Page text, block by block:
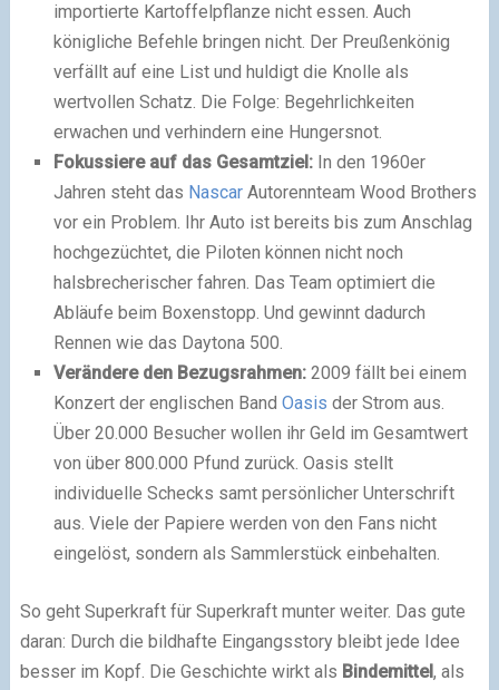
importierte Kartoffelpflanze nicht essen. Auch
königliche Befehle bringen nicht. Der Preußenkönig
verfällt auf eine List und huldigt die Knolle als
wertvollen Schatz. Die Folge: Begehrlichkeiten
erwachen und verhindern eine Hungersnot.
Fokussiere auf das Gesamtziel:In den 1960er
Jahren steht das NascarAutorennteam Wood Brothers
vor ein Problem. Ihr Auto ist bereits bis zum Anschlag
hochgezüchtet, die Piloten können nicht noch
halsbrecherischer fahren. Das Team optimiert die
Abläufe beim Boxenstopp. Und gewinnt dadurch
Rennen wie das Daytona 500.
Verändere den Bezugsrahmen:2009 fällt bei einem
Konzert der englischen Band Oasis der Strom aus.
Über 20.000 Besucher wollen ihr Geld im Gesamtwert
von über 800.000 Pfund zurück. Oasis stellt
individuelle Schecks samt persönlicher Unterschrift
aus. Viele der Papiere werden von den Fans nicht
eingelöst, sondern als Sammlerstück einbehalten.
So geht Superkraft für Superkraft munter weiter. Das gute
daran: Durch die bildhafte Eingangsstory bleibt jede Idee
besser im Kopf. Die Geschichte wirkt als Bindemittel, als